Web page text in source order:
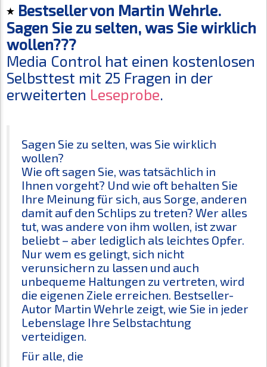
Bestseller von Martin Wehrle.
Sagen Sie zu selten, was Sie wirklich
wollen???
Media Control hat einen kostenlosen
Selbsttest mit 25 Fragen in der
erweiterten Leseprobe.
Sagen Sie zu selten, was Sie wirklich
wollen?
Wie oft sagen Sie, was tatsächlich in
Ihnen vorgeht? Und wie oft behalten Sie
Ihre Meinung für sich, aus Sorge, anderen
damit auf den Schlips zu treten? Wer alles
tut, was andere von ihm wollen, ist zwar
beliebt – aber lediglich als leichtes Opfer.
Nur wem es gelingt, sich nicht
verunsichern zu lassen und auch
unbequeme Haltungen zu vertreten, wird
die eigenen Ziele erreichen. Bestseller-
Autor Martin Wehrle zeigt, wie Sie in jeder
Lebenslage Ihre Selbstachtung
verteidigen.
Für alle, die